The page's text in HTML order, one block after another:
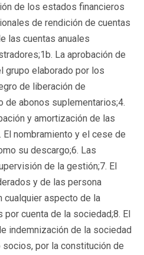
de los estados financieros
de rendición de cuentas
las cuentas anuales
La aprobación de
grupo elaborado por los
de liberación de
de abonos suplementarios;4.
y amortización de las
nombramiento y el cese de
su descargo;6. Las
de la gestión;7. El
y de las persona
cualquier aspecto de la
cuenta de la sociedad;8. El
indemnización de la sociedad
por la constitución de